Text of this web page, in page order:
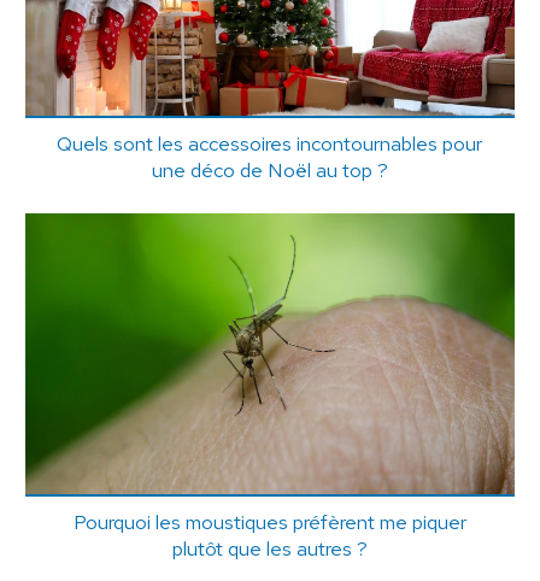
Quels sont les accessoires incontournables pour
une déco de Noël au top ?
Pourquoi les moustiques préfèrent me piquer
plutôt que les autres ?